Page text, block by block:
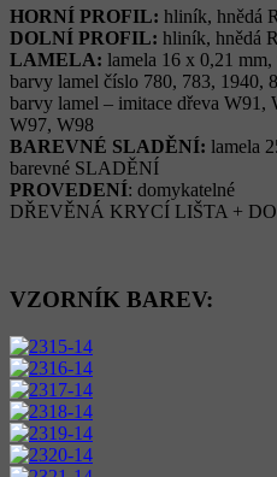
HORNÍ PROFIL: hliník, hnědá
DOLNÍ PROFIL: hliník, hnědá
LAMELA: lamela 16 x 0,21 mm,
barvy lamel číslo 780, 783, 1940,
barvy lamel – imitace dřeva
W97, W98
BAREVNÉ SLADĚNÍ: lamela
barevné SLADĚNÍ
PROVEDENÍ: domykatelné
DŘEVĚNÁ KRYCÍ LIŠTA +
VZORNÍK BAREV: